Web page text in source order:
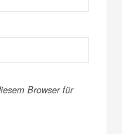
Browser für